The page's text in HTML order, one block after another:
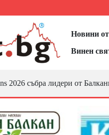
Новини от
Винен
2026 събра лидери от